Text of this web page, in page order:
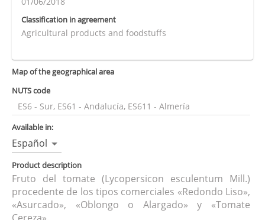
Classification in agreement
Agricultural products and foodstuffs
Map of the geographical area
NUTS code
ES6 - Sur, ES61 - Andalucía, ES611 - Almería
Available in:
Español
Product description
Fruto del tomate (Lycopersicon esculentum Mill.)
procedente de los tipos comerciales «Redondo Liso»,
«Asurcado», «Oblongo o Alargado» y «Tomate